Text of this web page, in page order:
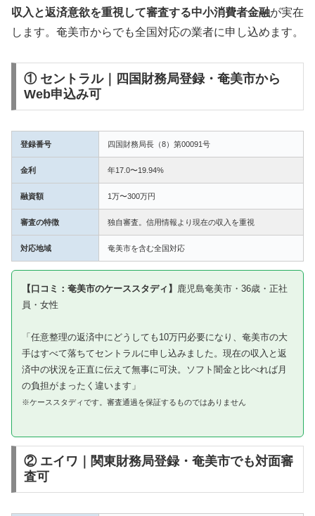
収入と返済意欲を重視して審査する中小消費者金融が実在
します。奄美市からでも全国対応の業者に申し込めます。
① セントラル｜四国財務局登録・奄美市から
Web申込み可
登録番号 四国財務局長（8）第00091号
金利 年17.0〜19.94%
融資額 1万〜300万円
審査の特徴 独自審査。信用情報より現在の収入を重視
対応地域 奄美市を含む全国対応
【口コミ：奄美市のケーススタディ】
鹿児島奄美市・36歳・正社
員・女性
「任意整理の返済中にどうしても10万円必要になり、奄美市の大
手はすべて落ちてセントラルに申し込みました。現在の収入と返
済中の状況を正直に伝えて無事に可決。ソフト闇金と比べれば月
の負担がまったく違います」
※ケーススタディです。審査通過を保証するものではありません
② エイワ｜関東財務局登録・奄美市でも対面審
査可